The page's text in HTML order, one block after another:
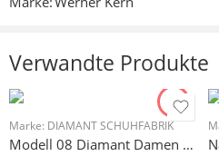
Verwandte Produkte
Marke: DIAMANT SCHUHFABRIK
Modell 08 Diamant Damen Tanzschuhe in 2 verschiedenen Absatzhöhen: 7,5 cm schlank, 5 cm flare